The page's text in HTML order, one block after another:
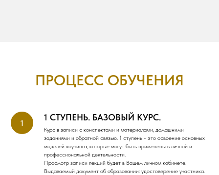
ПРОЦЕСС ОБУЧЕНИЯ
1 СТУПЕНЬ. БАЗОВЫЙ КУРС.
Курс в записи с конспектами и материалами, домашними
заданиями и обратной связью. 1 ступень - это освоение основных
моделей коучинга, которые могут быть применены в личной и
профессиональной деятельности.
Просмотр записи лекций будет в Вашем личном кабинете.
Выдаваемый документ об образовании: удостоверение участника.